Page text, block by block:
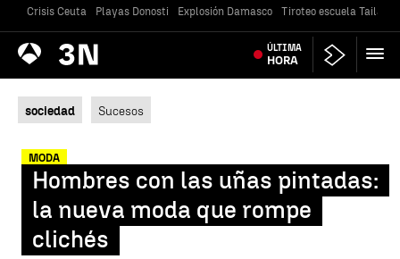
Crisis Ceuta Playas Donosti Explosión Damasco Tiroteo escuela
Antena
3 Noticias ÚLTIMA
HORA
sociedad Sucesos
MODA
Hombres con las uñas pintadas:
la nueva moda que rompe
clichés